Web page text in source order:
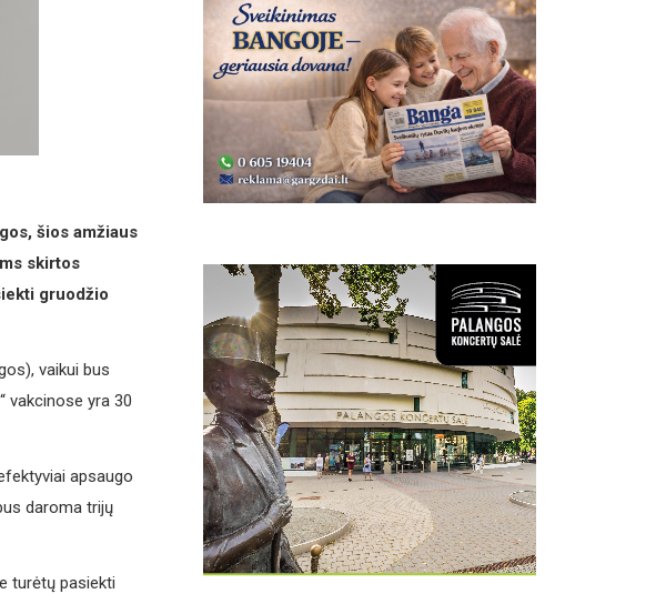
šios amžiaus
skirtos
gruodžio
vaikui bus
vakcinose yra 30
apsaugo
daroma trijų
turėtų pasiekti